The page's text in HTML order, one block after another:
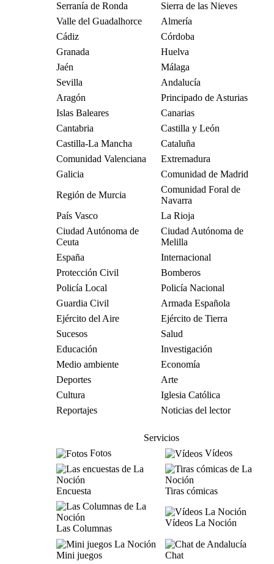
Serranía de Ronda
Sierra de las Nieves
Valle del Guadalhorce
Almería
Cádiz
Córdoba
Granada
Huelva
Jaén
Málaga
Sevilla
Andalucía
Aragón
Principado de Asturias
Islas Baleares
Canarias
Cantabria
Castilla y León
Castilla-La Mancha
Cataluña
Comunidad Valenciana
Extremadura
Galicia
Comunidad de Madrid
Región de Murcia
Comunidad Foral de
Navarra
País Vasco
La Rioja
Ciudad Autónoma de
Ceuta
Ciudad Autónoma de
Melilla
España
Internacional
Protección Civil
Bomberos
Policía Local
Policía Nacional
Guardia Civil
Armada Española
Ejército del Aire
Ejército de Tierra
Sucesos
Salud
Educación
Investigación
Medio ambiente
Economía
Deportes
Arte
Cultura
Iglesia Católica
Reportajes
Noticias del lector
Servicios
Fotos
Vídeos
Encuesta Tiras cómicas
Las Columnas
Vídeos La Noción
Mini juegos
Chat